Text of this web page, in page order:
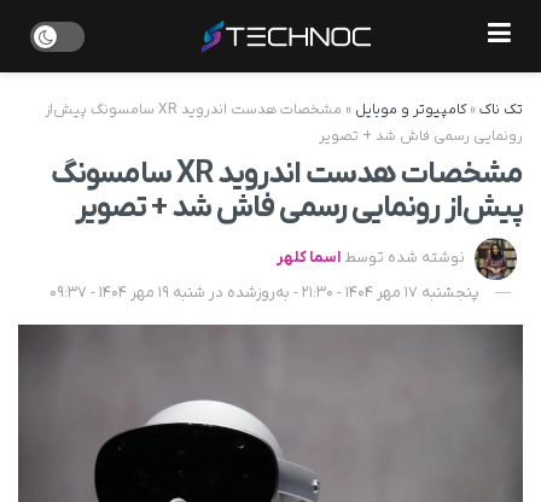
تک ناک»کامپیوتر و موبایل »
مشخصات هدست اندروید XR سامسونگ پیش‌از
رونمایی رسمی فاش شد + تصویر
مشخصات هدست اندروید XR سامسونگ
پیش‌از رونمایی رسمی فاش شد + تصویر
نوشته شده توسط اسما کلهر
پنجشنبه 17 مهر 1404 - 21:30 - به‌روزشده در شنبه 19 مهر 1404 - 09:37